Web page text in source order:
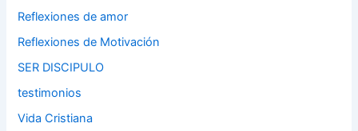
Reflexiones de amor
Reflexiones de Motivación
SER DISCIPULO
testimonios
Vida Cristiana